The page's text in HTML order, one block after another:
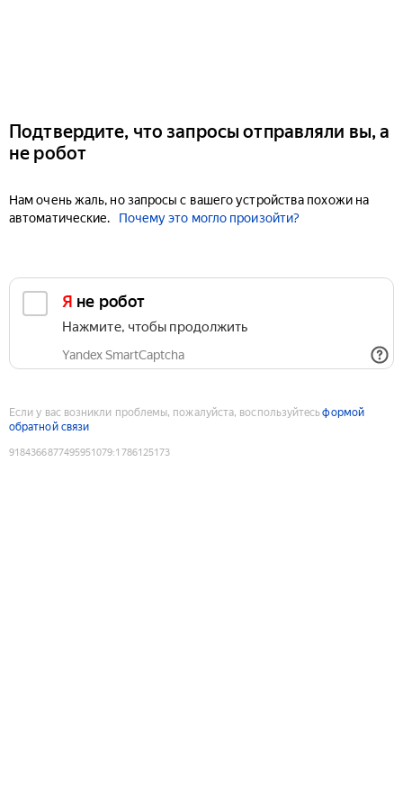
Подтвердите, что запросы отправляли вы, а
не робот
Нам очень жаль, но запросы с вашего устройства похожи на
автоматические.
Почему это могло произойти?
Я не робот
Нажмите, чтобы продолжить
Yandex SmartCaptcha
Если у вас возникли проблемы, пожалуйста, воспользуйтесьформой
обратной связи
9184366877495951079:1786125173